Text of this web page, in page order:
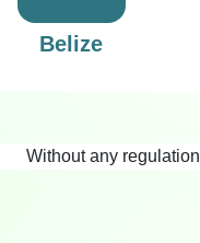
Belize
Without any regulation